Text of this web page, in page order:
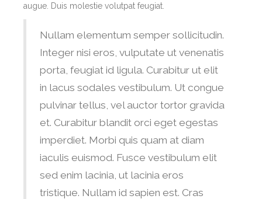
augue. Duis molestie volutpat feugiat.
Nullam elementum semper sollicitudin.
Integer nisi eros, vulputate ut venenatis
porta, feugiat id ligula. Curabitur ut elit
in lacus sodales vestibulum. Ut congue
pulvinar tellus, vel auctor tortor gravida
et. Curabitur blandit orci eget egestas
imperdiet. Morbi quis quam at diam
iaculis euismod. Fusce vestibulum elit
sed enim lacinia, ut lacinia eros
tristique. Nullam id sapien est. Cras